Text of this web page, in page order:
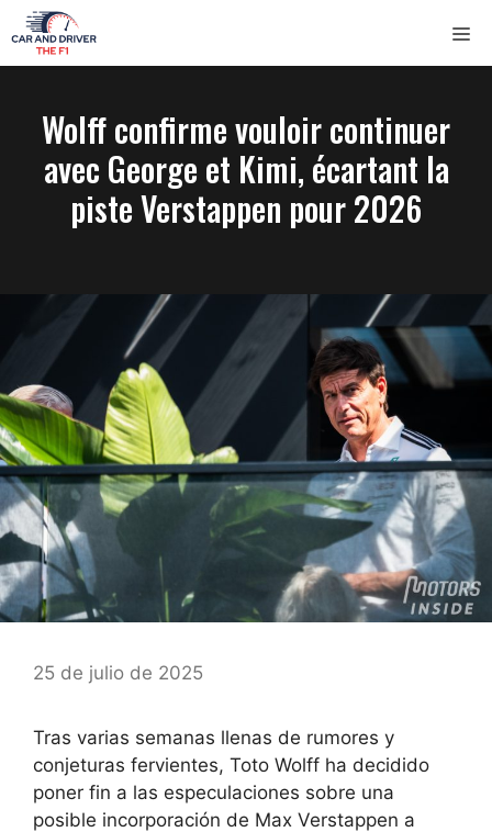
Saltar
al
contenido
Wolff confirme vouloir continuer
avec George et Kimi, écartant la
piste Verstappen pour 2026
25 de julio de 2025
Tras varias semanas llenas de rumores y
conjeturas fervientes, Toto Wolff ha decidido
poner fin a las especulaciones sobre una
posible incorporación de Max Verstappen a